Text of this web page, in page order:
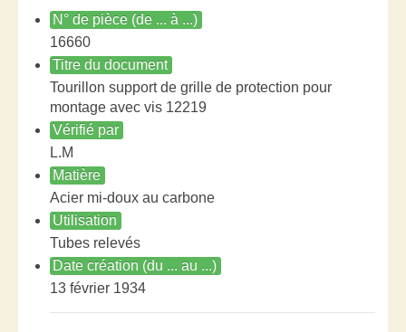
N° de pièce (de ... à ...)
16660
Titre du document
Tourillon support de grille de protection pour
montage avec vis 12219
Vérifié par
L.M
Matière
Acier mi-doux au carbone
Utilisation
Tubes relevés
Date création (du ... au ...)
13 février 1934